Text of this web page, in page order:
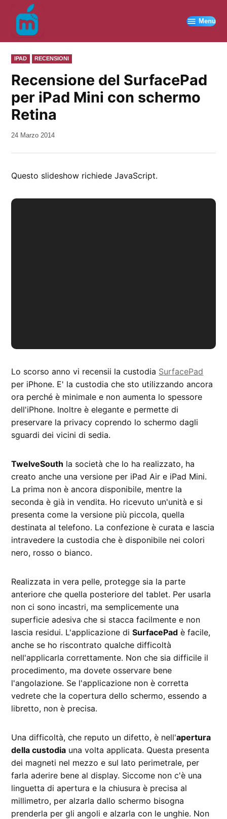
contenuto
Menu
PUBBLICATO
IN
IPAD RECENSIONI
Recensione del SurfacePad
per iPad Mini con schermo
Retina
da
24 Marzo 2014
Questo slideshow richiede JavaScript.
Lo scorso anno vi recensii la custodia SurfacePad
per iPhone. E' la custodia che sto utilizzando ancora
ora perché è minimale e non aumenta lo spessore
dell'iPhone. Inoltre è elegante e permette di
preservare la privacy coprendo lo schermo dagli
sguardi dei vicini di sedia.
TwelveSouth la società che lo ha realizzato, ha
creato anche una versione per iPad Air e iPad Mini.
La prima non è ancora disponibile, mentre la
seconda è già in vendita. Ho ricevuto un'unità e si
presenta come la versione più piccola, quella
destinata al telefono. La confezione è curata e lascia
intravedere la custodia che è disponibile nei colori
nero, rosso o bianco.
Realizzata in vera pelle, protegge sia la parte
anteriore che quella posteriore del tablet. Per usarla
non ci sono incastri, ma semplicemente una
superficie adesiva che si stacca facilmente e non
lascia residui. L'applicazione diSurfacePad è facile,
anche se ho riscontrato qualche difficoltà
nell'applicarla correttamente. Non che sia difficile il
procedimento, ma dovete osservare bene
l'angolazione. Se l'applicazione non è corretta
vedrete che la copertura dello schermo, essendo a
libretto, non è precisa.
Una difficoltà, che reputo un difetto, è nell'apertura
della custodia una volta applicata. Questa presenta
dei magneti nel mezzo e sul lato perimetrale, per
farla aderire bene al display. Siccome non c'è una
linguetta di apertura e la chiusura è precisa al
millimetro, per alzarla dallo schermo bisogna
prenderla per gli angoli e alzarla con le unghie. Non